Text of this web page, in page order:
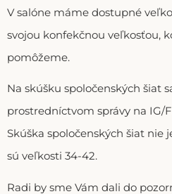
V salóne máme dostupné
svojou konfekčnou veľkosťou,
pomôžeme.
Na skúšku spoločenských šiat
prostredníctvom správy na IG/
Skúška spoločenských šiat nie
sú veľkosti 34-42.
Radi by sme Vám dali do